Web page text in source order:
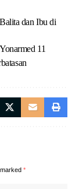
dan Ibu di
11
*